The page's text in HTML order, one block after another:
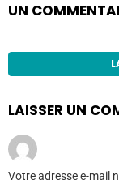
UN
LAISSER UN
Votre adresse e-mail